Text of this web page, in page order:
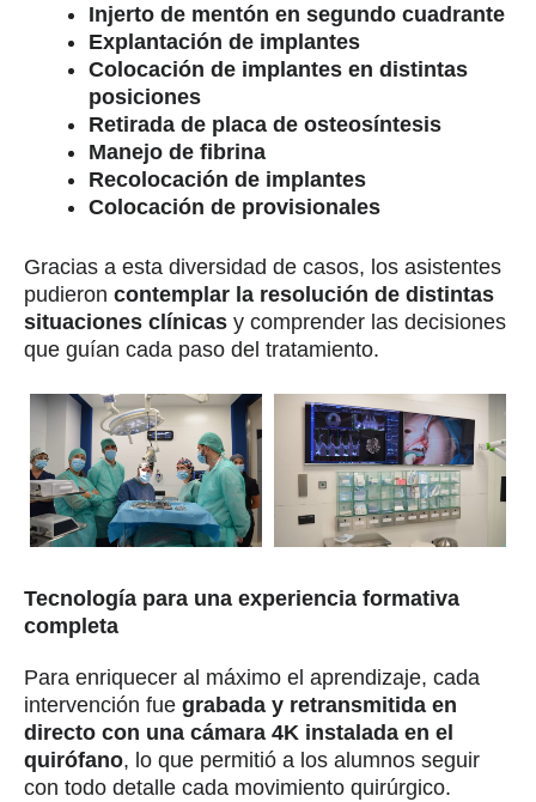
Injerto de mentón en segundo cuadrante
Explantación de implantes
Colocación de implantes en distintas
posiciones
Retirada de placa de osteosíntesis
Manejo de fibrina
Recolocación de implantes
Colocación de provisionales
Gracias a esta diversidad de casos, los asistentes
pudieron contemplar la resolución de distintas
situaciones clínicas y comprender las decisiones
que guían cada paso del tratamiento.
Tecnología para una experiencia formativa
completa
Para enriquecer al máximo el aprendizaje, cada
intervención fue grabada y retransmitida en
directo con una cámara 4K instalada en el
quirófano, lo que permitió a los alumnos seguir
con todo detalle cada movimiento quirúrgico.